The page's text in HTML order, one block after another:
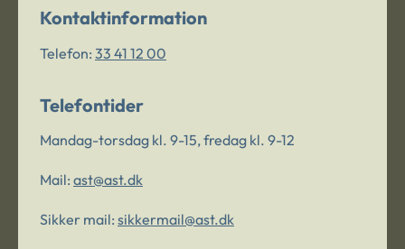
Kontaktinformation
Telefon: 33 41 12 00
Telefontider
Mandag-torsdag kl. 9-15, fredag kl. 9-12
Mail: ast@ast.dk
Sikker mail: sikkermail@ast.dk